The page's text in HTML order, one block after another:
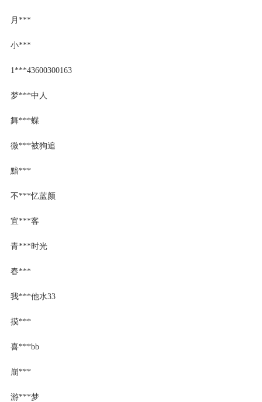
月***
小***
1***43600300163
梦***中人
舞***蝶
微***被狗追
黯***
不***忆蓝颜
宜***客
青***时光
春***
我***他水33
摸***
喜***bb
崩***
游***梦